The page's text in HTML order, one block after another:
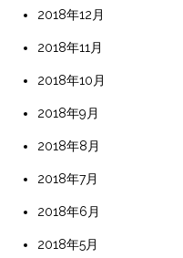
2018年12月
2018年11月
2018年10月
2018年9月
2018年8月
2018年7月
2018年6月
2018年5月